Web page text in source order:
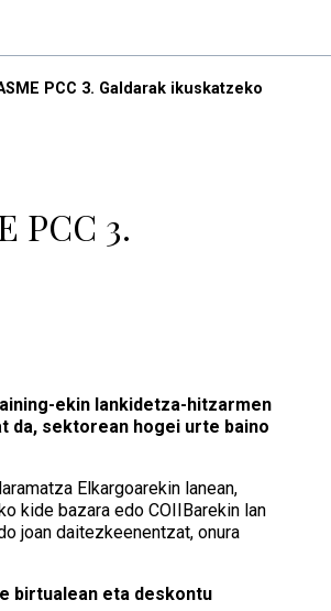
PCC 3. Galdarak ikuskatzeko
PCC 3.
ekin lankidetza-hitzarmen
da, sektorean hogei urte baino
Elkargoarekin lanean,
kide bazara edo COIIBarekin lan
joan daitezkeenentzat, onura
birtualean eta deskontu